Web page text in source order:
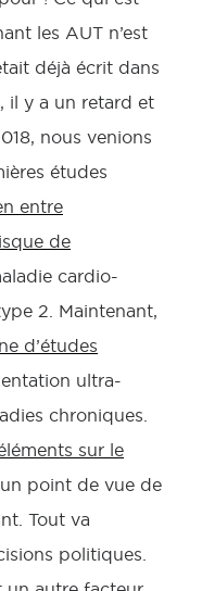
les AUT n’est
déjà écrit dans
il y a un retard et
nous venions
études
entre
de
cardio-
2. Maintenant,
d’études
ultra-
chroniques.
sur le
point de vue de
Tout va
politiques.